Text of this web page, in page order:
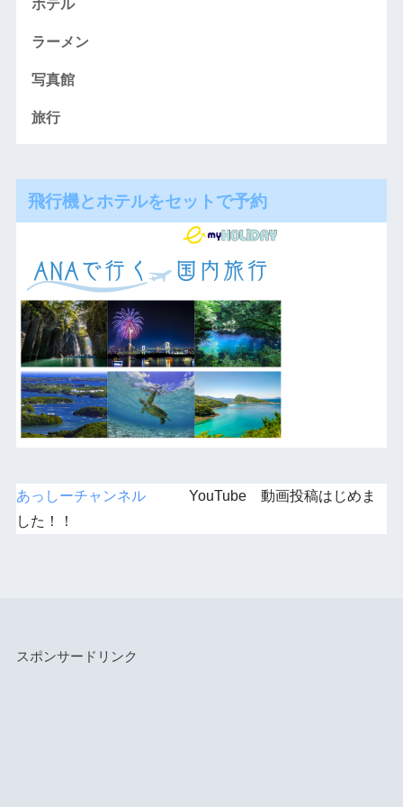
ホテル
ラーメン
写真館
旅行
飛行機とホテルをセットで予約
あっしーチャンネルYouTube 動画投稿はじめま
した！！
スポンサードリンク